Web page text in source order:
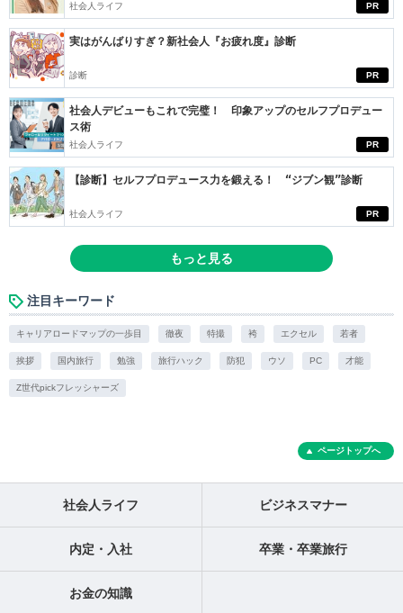
PR
社会人ライフ
PR
実はがんばりすぎ？新社会人『お疲れ度』診断
診断
PR
社会人デビューもこれで完璧！ 印象アップのセルフプロデュー
ス術
社会人ライフ
PR
【診断】セルフプロデュース力を鍛える！ “ジブン観”診断
社会人ライフ
もっと見る
注目キーワード
キャリアロードマップの一歩目 徹夜 特撮 袴 エクセル 若者
挨拶 国内旅行 勉強 旅行ハック 防犯 ウソ PC 才能
Z世代pickフレッシャーズ
ページトップへ
社会人ライフ ビジネスマナー
内定・入社 卒業・卒業旅行
お金の知識